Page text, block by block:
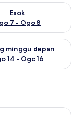
Ogo 7
Esok
7 - Ogo 8
untuk
Ogo 7 - Ogo 9
minggu depan
14 - Ogo 16
untuk
Pool View |